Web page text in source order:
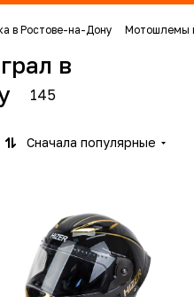
в Ростове-на-Дону Мотошлемы
в
145
Сначала популярные